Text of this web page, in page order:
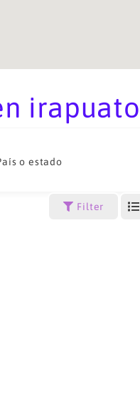
irapuato
o estado
Filter